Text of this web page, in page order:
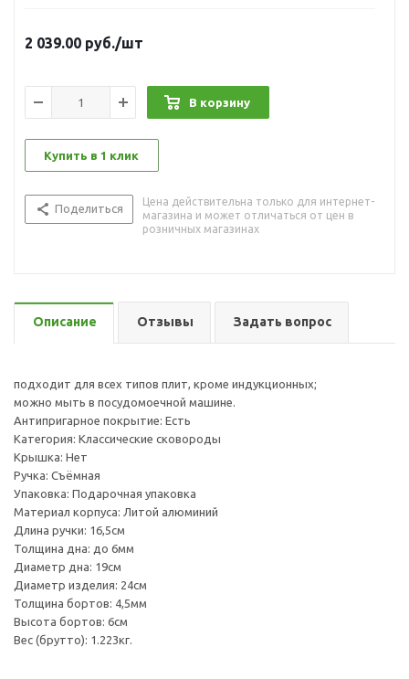
2 039.00 руб./шт
В корзину
Купить в 1 клик
Поделиться
Цена действительна только для интернет-
магазина и может отличаться от цен в
розничных магазинах
Описание Отзывы Задать вопрос
подходит для всех типов плит, кроме индукционных;
можно мыть в посудомоечной машине.
Антипригарное покрытие: Есть
Категория: Классические сковороды
Крышка: Нет
Ручка: Съёмная
Упаковка: Подарочная упаковка
Материал корпуса: Литой алюминий
Длина ручки: 16,5см
Толщина дна: до 6мм
Диаметр дна: 19см
Диаметр изделия: 24см
Толщина бортов: 4,5мм
Высота бортов: 6см
Вес (брутто): 1.223кг.